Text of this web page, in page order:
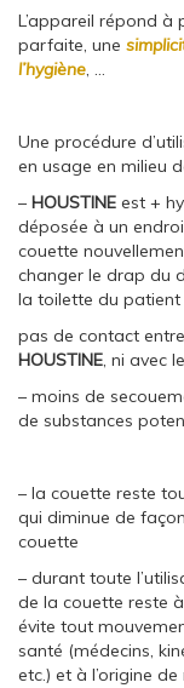
L’appareil répond à
parfaite, une
l’hygiène, …
Une procédure
en usage en milieu
– HOUSTINE est +
déposée à un
couette
changer le drap du
la toilette du patient
pas de contact
HOUSTINE, ni avec
– moins de
de substances
– la couette reste
qui diminue de
couette
– durant toute
de la couette reste
évite tout
santé (médecins,
etc.) et à l’origine